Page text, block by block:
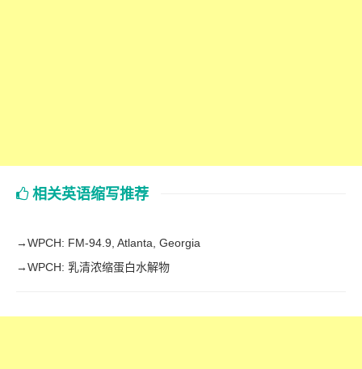
相关英语缩写推荐
→WPCH: FM-94.9, Atlanta, Georgia
→WPCH: 乳清浓缩蛋白水解物